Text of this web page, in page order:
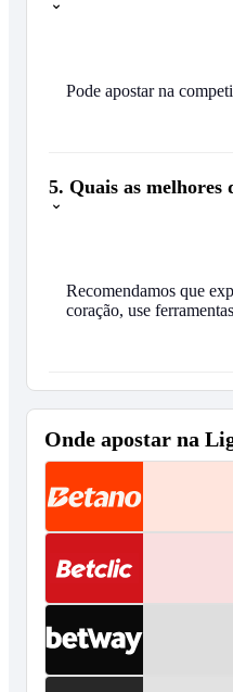
Pode apostar na
5. Quais as melhores
Recomendamos que
coração, use
Onde apostar na